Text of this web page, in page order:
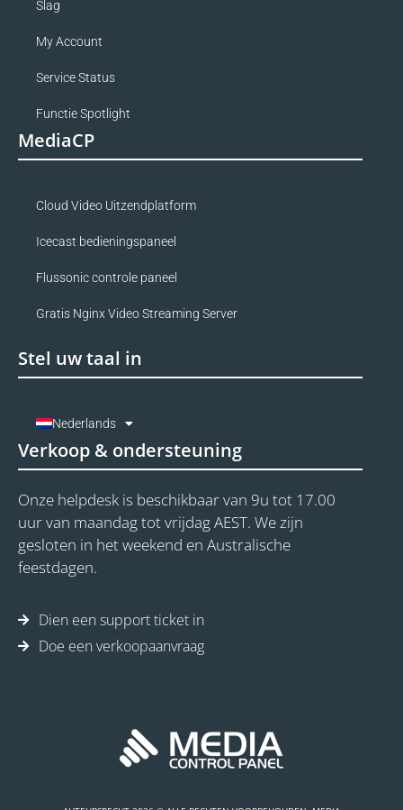
Slag
My Account
Service Status
Functie Spotlight
MediaCP
Cloud Video Uitzendplatform
Icecast bedieningspaneel
Flussonic controle paneel
Gratis Nginx Video Streaming Server
Stel uw taal in
Nederlands
Verkoop & ondersteuning
Onze helpdesk is beschikbaar van 9u tot 17.00
uur van maandag tot vrijdag AEST. We zijn
gesloten in het weekend en Australische
feestdagen.
Dien een support ticket in
Doe een verkoopaanvraag